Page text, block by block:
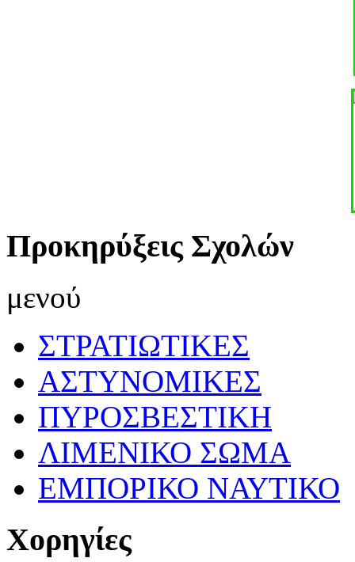
Προκηρύξεις Σχολών
μενού
ΣΤΡΑΤΙΩΤΙΚΕΣ
ΑΣΤΥΝΟΜΙΚΕΣ
ΠΥΡΟΣΒΕΣΤΙΚΗ
ΛΙΜΕΝΙΚΟ ΣΩΜΑ
ΕΜΠΟΡΙΚΟ ΝΑΥΤΙΚΟ
Χορηγίες